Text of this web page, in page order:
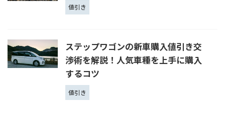
値引き
ステップワゴンの新車購入値引き交
渉術を解説！人気車種を上手に購入
するコツ
値引き